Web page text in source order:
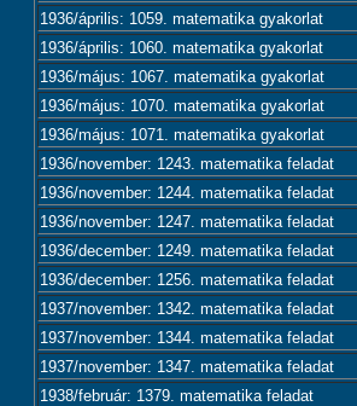
1936/április: 1059. matematika gyakorlat
1936/április: 1060. matematika gyakorlat
1936/május: 1067. matematika gyakorlat
1936/május: 1070. matematika gyakorlat
1936/május: 1071. matematika gyakorlat
1936/november: 1243. matematika feladat
1936/november: 1244. matematika feladat
1936/november: 1247. matematika feladat
1936/december: 1249. matematika feladat
1936/december: 1256. matematika feladat
1937/november: 1342. matematika feladat
1937/november: 1344. matematika feladat
1937/november: 1347. matematika feladat
1938/február: 1379. matematika feladat